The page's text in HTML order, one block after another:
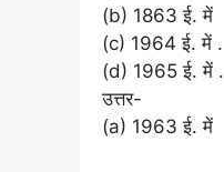
(b) 1863 ई. में
(c) 1964 ई. में .
(d) 1965 ई. में .
उत्तर-
(a) 1963 ई. में